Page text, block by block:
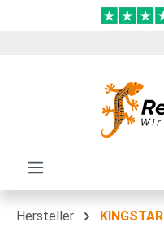
Zum Hauptinhalt springen
Hersteller KINGSTAR